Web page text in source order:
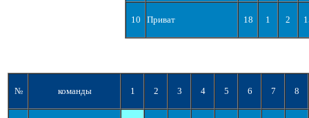
10 Приват 18 1 2
№ команды 1 2 3 4 5 6 7 8